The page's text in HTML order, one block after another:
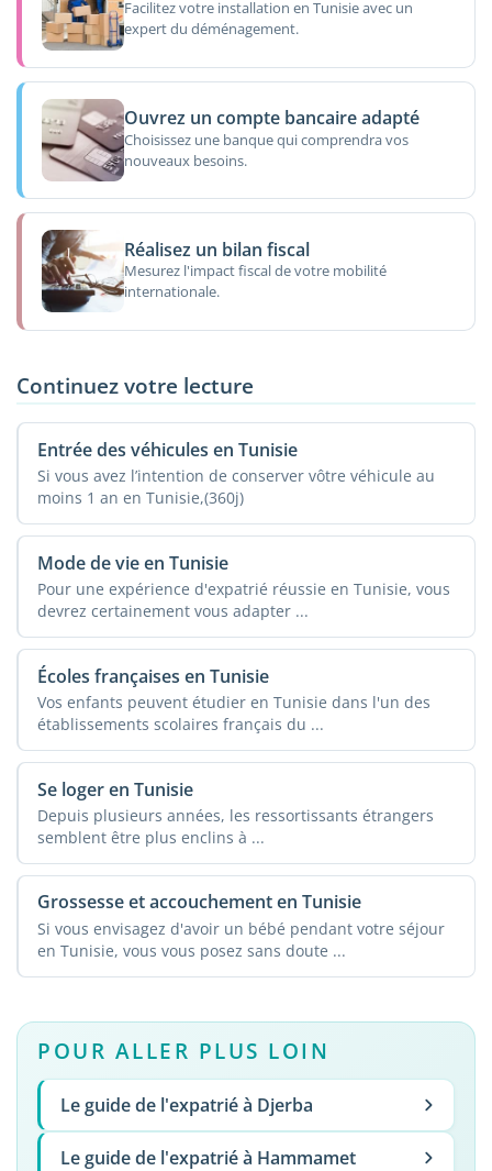
Facilitez votre installation en Tunisie avec un
expert du déménagement.
Ouvrez un compte bancaire adapté
Choisissez une banque qui comprendra vos
nouveaux besoins.
Réalisez un bilan fiscal
Mesurez l'impact fiscal de votre mobilité
internationale.
Continuez votre lecture
Entrée des véhicules en Tunisie
Si vous avez l’intention de conserver vôtre véhicule au
moins 1 an en Tunisie,(360j)
Mode de vie en Tunisie
Pour une expérience d'expatrié réussie en Tunisie, vous
devrez certainement vous adapter ...
Écoles françaises en Tunisie
Vos enfants peuvent étudier en Tunisie dans l'un des
établissements scolaires français du ...
Se loger en Tunisie
Depuis plusieurs années, les ressortissants étrangers
semblent être plus enclins à ...
Grossesse et accouchement en Tunisie
Si vous envisagez d'avoir un bébé pendant votre séjour
en Tunisie, vous vous posez sans doute ...
POUR ALLER PLUS LOIN
Le guide de l'expatrié à Djerba
Le guide de l'expatrié à Hammamet